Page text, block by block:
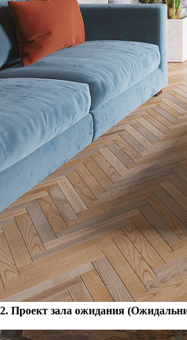
2. Проект зала ожидания